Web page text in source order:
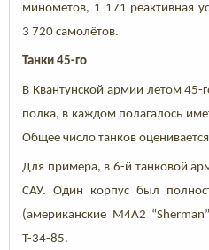
миномётов, 1 171 реактивная
3 720 самолётов.
Танки 45-го
В Квантунской армии летом 45-
полка, в каждом полагалось
Общее число танков
Для примера, в 6-й танковой
САУ. Один корпус был
(американские М4А2
Т-34-85.